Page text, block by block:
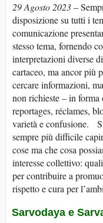
29 Agosto 2023–
disposizione su tutti i
comunicazione
stesso tema, fornendo
interpretazioni diverse
cartaceo, ma ancor più
cercare informazioni,
non richieste – in
reportages, réclames,
varietà e confusione.
sempre più difficile
cose ma che cosa
interesse collettivo:
per contribuire a
rispetto e cura per
Sarvodaya e